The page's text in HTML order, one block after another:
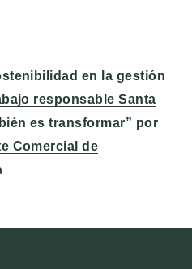
en la gestión
responsable Santa
es transformar” por
Comercial de